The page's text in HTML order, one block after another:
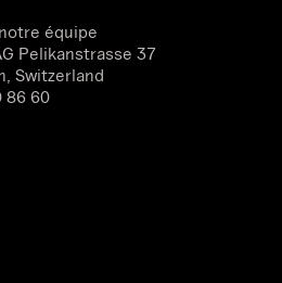
équipe
Pelikanstrasse 37
Switzerland
86 60